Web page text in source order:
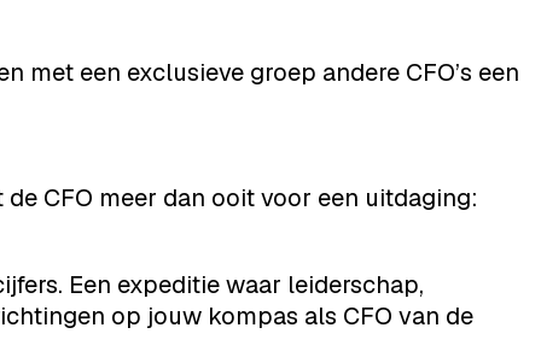
met een exclusieve groep andere CFO’s een
CFO meer dan ooit voor een uitdaging:
Een expeditie waar leiderschap,
op jouw kompas als CFO van de